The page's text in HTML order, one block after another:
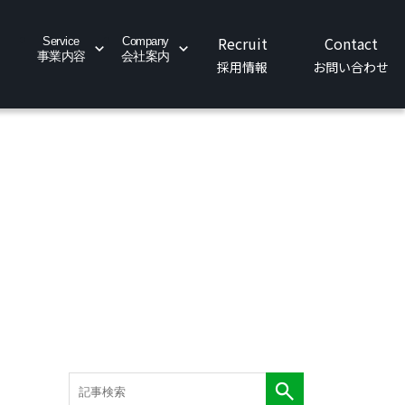
Service
事業内容
Company
会社案内
Sustainability News
お知らせ
Recruit
採用情報
Contact
お問い合わせ